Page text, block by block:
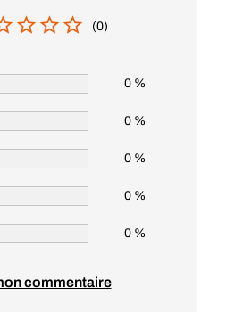
(0)
0 %
0 %
0 %
0 %
0 %
commentaire